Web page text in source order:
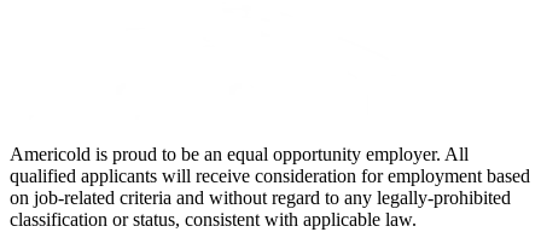
Americold is proud to be an equal opportunity employer. All
qualified applicants will receive consideration for employment based
on job-related criteria and without regard to any legally-prohibited
classification or status, consistent with applicable law.